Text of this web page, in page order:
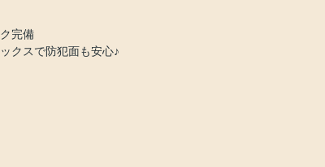
完備
クスで防犯面も安心♪